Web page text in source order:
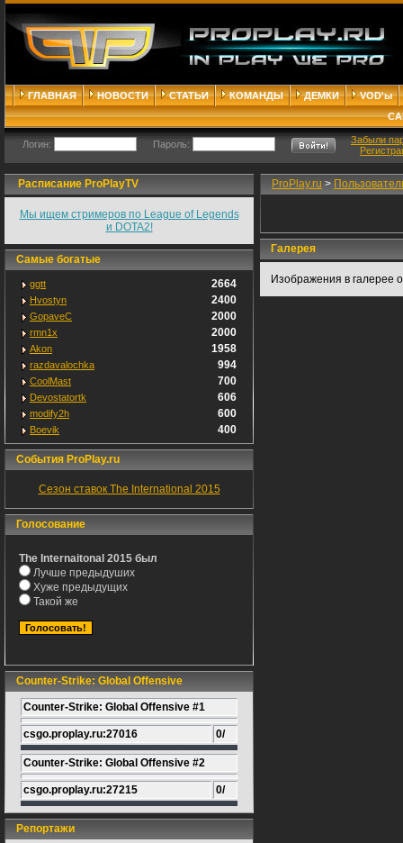
ГЛАВНАЯ НОВОСТИ СТАТЬИ КОМАНДЫ ДЕМКИ
VOD'ы
Логин: Пароль:
Забыли
Расписание ProPlayTV
Мы ищем стримеров по League of Legends
и DOTA2!
Самые богатые
ggtt 2664
Hvostyn 2400
GopaveC 2000
rmn1x 2000
Akon 1958
razdavalochka 994
CoolMast 700
Devostatortk 606
modify2h 600
Boevik 400
События ProPlay.ru
Сезон ставок The International 2015
Голосование
The Internaitonal 2015 был
Лучше предыдуших
Хуже предыдущих
Такой же
Counter-Strike: Global Offensive
Counter-Strike: Global Offensive #1
csgo.proplay.ru:27016 0/
Counter-Strike: Global Offensive #2
csgo.proplay.ru:27215 0/
Репортажи
ProPlay.ru >
Галерея
Изображения в галерее